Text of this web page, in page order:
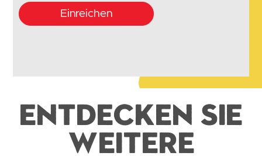
Einreichen
Entdecken Sie
weitere